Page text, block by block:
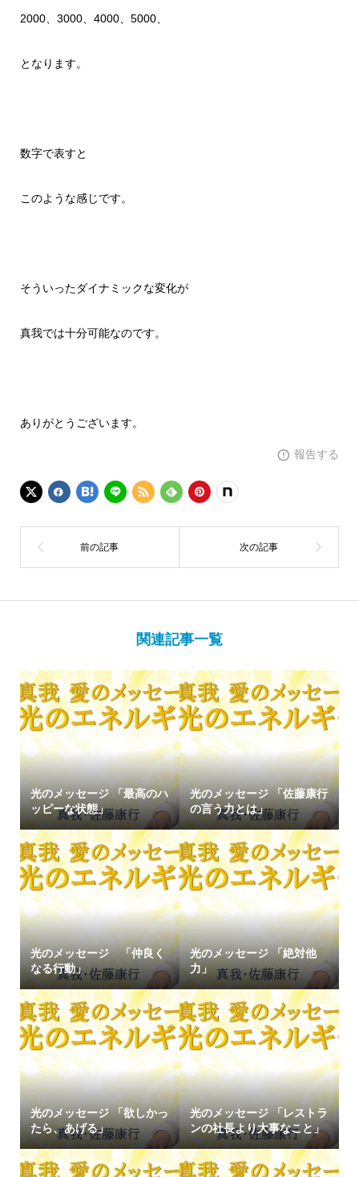
2000、3000、4000、5000、
となります。
数字で表すと
このような感じです。
そういったダイナミックな変化が
真我では十分可能なのです。
ありがとうございます。
報告する
関連記事一覧
光のメッセージ 「最高のハ
ッピーな状態」
光のメッセージ 「佐藤康行
の言う力とは」
光のメッセージ 「仲良く
なる行動」
光のメッセージ 「絶対他
力」
光のメッセージ 「欲しかっ
たら、あげる」
光のメッセージ 「レストラ
ンの社長より大事なこと」